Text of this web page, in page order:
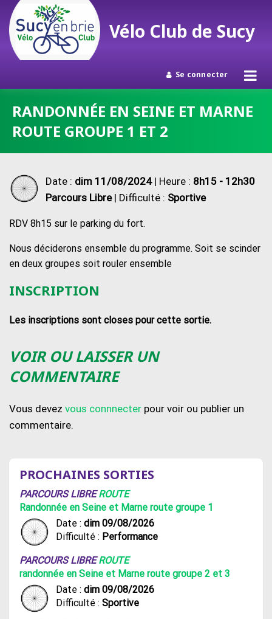
contenu
Vélo Club de Sucy
Se connecter
RANDONNÉE EN SEINE ET MARNE
ROUTE GROUPE 1 ET 2
Date : dim 11/08/2024| Heure : 8h15 - 12h30
Parcours Libre| Difficulté : Sportive
RDV 8h15 sur le parking du fort.
Nous déciderons ensemble du programme. Soit se scinder
en deux groupes soit rouler ensemble
INSCRIPTION
Les inscriptions sont closes pour cette sortie.
VOIR OU LAISSER UN
COMMENTAIRE
Vous devez vous connnecter pour voir ou publier un
commentaire.
PROCHAINES SORTIES
PARCOURS LIBREROUTE
Randonnée en Seine et Marne route groupe 1
Date : dim 09/08/2026
Difficulté : Performance
PARCOURS LIBREROUTE
randonnée en Seine et Marne route groupe 2 et 3
Date : dim 09/08/2026
Difficulté : Sportive